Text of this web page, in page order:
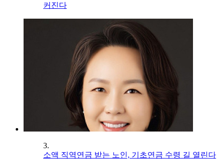
커진다
3.
소액 직역연금 받는 노인, 기초연금 수령 길 열린다